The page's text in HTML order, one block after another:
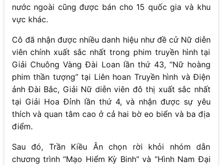
nước ngoài cũng được bán cho 15 quốc gia và khu
vực khác.
Cô đã nhận được nhiều danh hiệu như đề cử Nữ diễn
viên chính xuất sắc nhất trong phim truyền hình tại
Giải Chuông Vàng Đài Loan lần thứ 43, “Nữ hoàng
phim thần tượng” tại Liên hoan Truyền hình và Điện
ảnh Đài Bắc, Giải Nữ diễn viên đô thị xuất sắc nhất
tại Giải Hoa Đỉnh lần thứ 4, và nhận được sự yêu
thích và quan tâm cao ở cả hai bờ eo biển và ba địa
điểm.
Sau đó, Trần Kiều Ân chọn rời khỏi nhóm dẫn
chương trình “Mạo Hiểm Kỳ Binh” và “Hình Nam Đại